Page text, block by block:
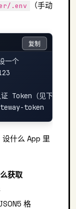
.env
（手动
一个
Token（见下方获取
复制
复制
什么 App 里
获取
格